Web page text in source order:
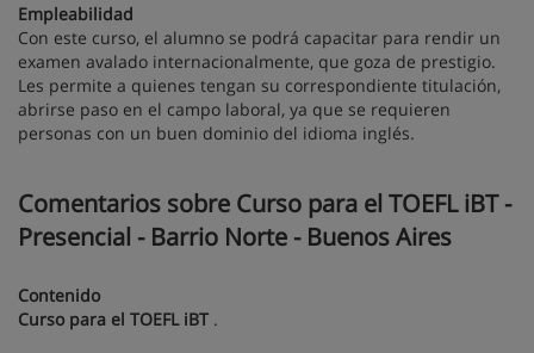
Empleabilidad
Con este curso, el alumno se podrá capacitar para rendir un
examen avalado internacionalmente, que goza de prestigio.
Les permite a quienes tengan su correspondiente titulación,
abrirse paso en el campo laboral, ya que se requieren
personas con un buen dominio del idioma inglés.
Comentarios sobre Curso para el TOEFL iBT -
Presencial - Barrio Norte - Buenos Aires
Contenido
Curso para el TOEFL iBT .